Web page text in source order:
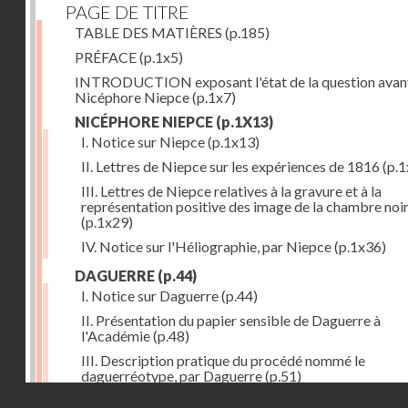
PAGE DE TITRE
TABLE DES MATIÈRES (p.185)
PRÉFACE(p.1x5)
INTRODUCTION exposant l'état de la question
Nicéphore Niepce(p.1x7)
NICÉPHORE NIEPCE (p.1X13)
I. Notice sur Niepce(p.1x13)
II. Lettres de Niepce sur les expériences de 1816
III. Lettres de Niepce relatives à la gravure et à la
représentation positive des image de la chambre
(p.1x29)
IV. Notice sur l'Héliographie, par Niepce(p.1x36)
DAGUERRE (p.44)
I. Notice sur Daguerre(p.44)
II. Présentation du papier sensible de Daguerre à
l'Académie(p.48)
III. Description pratique du procédé nommé le
daguerréotype, par Daguerre(p.51)